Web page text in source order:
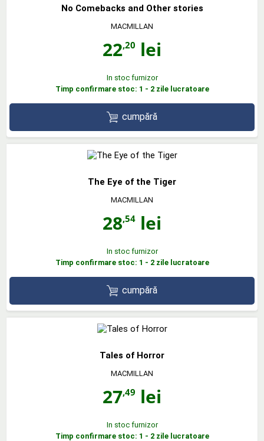
No Comebacks and Other stories
MACMILLAN
22,20 lei
In stoc furnizor
Timp confirmare stoc: 1 - 2 zile lucratoare
cumpără
The Eye of the Tiger
MACMILLAN
28,54 lei
In stoc furnizor
Timp confirmare stoc: 1 - 2 zile lucratoare
cumpără
Tales of Horror
MACMILLAN
27,49 lei
In stoc furnizor
Timp confirmare stoc: 1 - 2 zile lucratoare